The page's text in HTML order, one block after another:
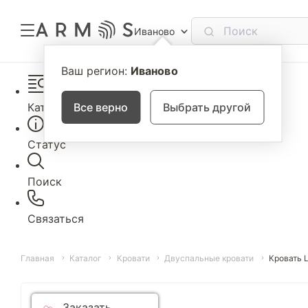
Иваново
Ваш регион: Иваново
Все верно Выбрать другой
Каталог
Статус
Поиск
Связаться
Главная Каталог Кровати Двуспальные кровати Кровать